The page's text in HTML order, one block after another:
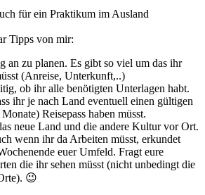
für ein Praktikum im Ausland
Tipps von mir:
an zu planen. Es gibt so viel um das ihr
(Anreise, Unterkunft,..)
ob ihr alle benötigten Unterlagen habt.
ihr je nach Land eventuell einen gültigen
Reisepass haben müsst.
neue Land und die andere Kultur vor Ort.
wenn ihr da Arbeiten müsst, erkundet
euer Umfeld. Fragt eure
die ihr sehen müsst (nicht unbedingt die
😉